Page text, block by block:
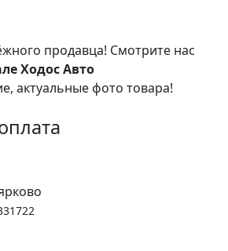
продавца! Смотрите нас
Ходос Авто
актуальные фото товара!